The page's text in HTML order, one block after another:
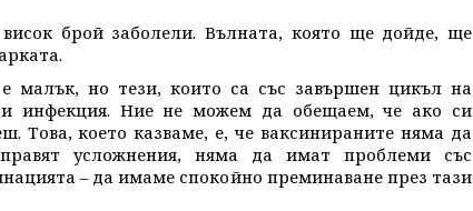
брой заболели. Вълната, която ще дойде, ще
малък, но тези, които са със завършен цикъл на
инфекция. Ние не можем да обещаем, че ако си
Това, което казваме, е, че ваксинираните няма да
усложнения, няма да имат проблеми със
– да имаме спокойно преминаване през тази